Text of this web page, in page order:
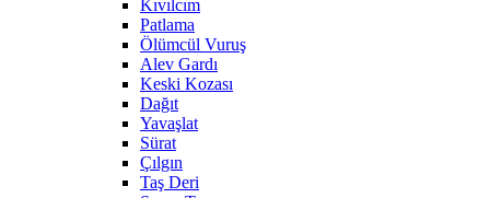
Kıvılcım
Patlama
Ölümcül Vuruş
Alev Gardı
Keski Kozası
Dağıt
Yavaşlat
Sürat
Çılgın
Taş Deri